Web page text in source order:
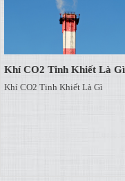
Khí CO2 Tinh Khiết Là
Khí CO2 Tinh Khiết Là Gì